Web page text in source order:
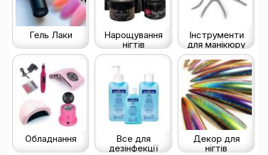
Гель Лаки
Нарощування
нігтів
Інструменти
для манікюру
Обладнання
Все для
дезінфекції
Декор для
нігтів